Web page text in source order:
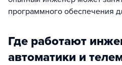
программного обеспечения
Где работают
автоматики и